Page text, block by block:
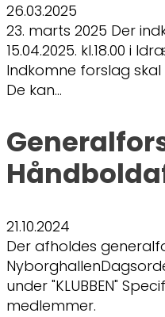
26.03.2025
23. marts 2025 Der
15.04.2025. kl.18.00 i
Indkomne forslag
De kan…
21.10.2024
Der afholdes
under "KLUBBEN"
medlemmer.